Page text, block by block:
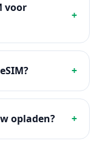
voor
+
+
opladen? +